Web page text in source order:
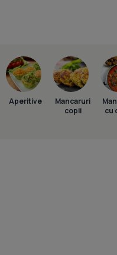
Aperitive
Mancaruri
copii
cu